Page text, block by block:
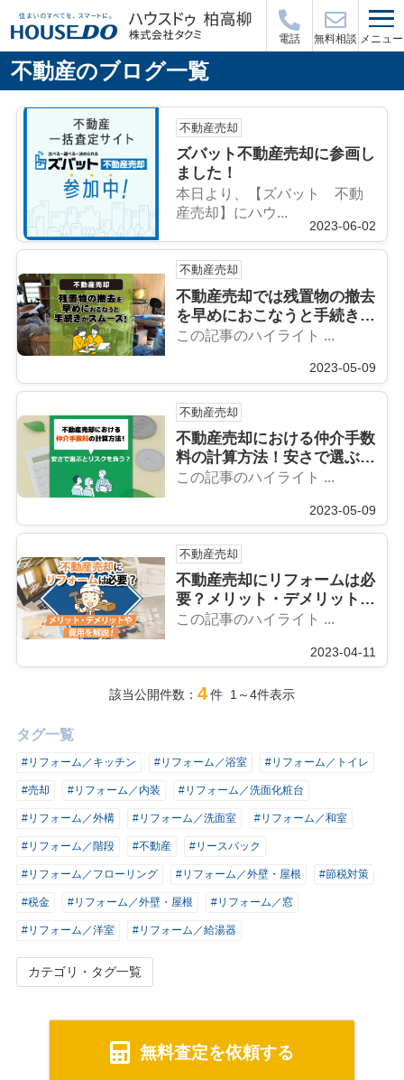
電話 無料相談 メニュー
不動産のブログ一覧
不動産売却
ズバット不動産売却に参画し
ました！
本日より、【ズバット 不動
産売却】にハウ...
2023-06-02
不動産売却
不動産売却では残置物の撤去
を早めにおこなうと手続きが
スムーズ！
この記事のハイライト ...
2023-05-09
不動産売却
不動産売却における仲介手数
料の計算方法！安さで選ぶと
リスクを負う？
この記事のハイライト ...
2023-05-09
不動産売却
不動産売却にリフォームは必
要？メリット・デメリットや
費用を解説！
この記事のハイライト ...
2023-04-11
該当公開件数： 4件 1～4件表示
タグ一覧
#リフォーム／キッチン #リフォーム／浴室 #リフォーム／トイレ
#売却 #リフォーム／内装 #リフォーム／洗面化粧台
#リフォーム／外構 #リフォーム／洗面室 #リフォーム／和室
#リフォーム／階段 #不動産 #リースバック
#リフォーム／フローリング #リフォーム／外壁・屋根 #節税対策
#税金 #リフォーム／外壁・屋根 #リフォーム／窓
#リフォーム／洋室 #リフォーム／給湯器
カテゴリ・タグ一覧
無料査定を依頼する